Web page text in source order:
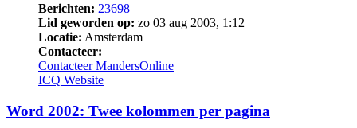
Berichten: 23698
Lid geworden op: zo 03 aug 2003, 1:12
Locatie: Amsterdam
Contacteer:
Contacteer MandersOnline
ICQ Website
Word 2002: Twee kolommen per pagina